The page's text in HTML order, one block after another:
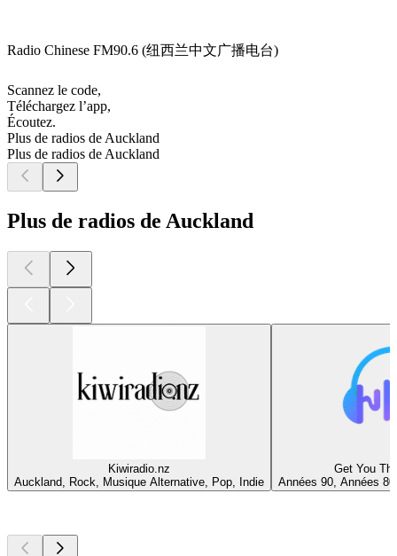
Radio Chinese FM90.6 (纽西兰中文广播电台)
Scannez le code,
Téléchargez l’app,
Écoutez.
Plus de radios de Auckland
Plus de radios de Auckland
Plus de radios de Auckland
Kiwiradio.nz
Auckland, Rock, Musique Alternative, Pop, Indie
Get You
Années 90, Années